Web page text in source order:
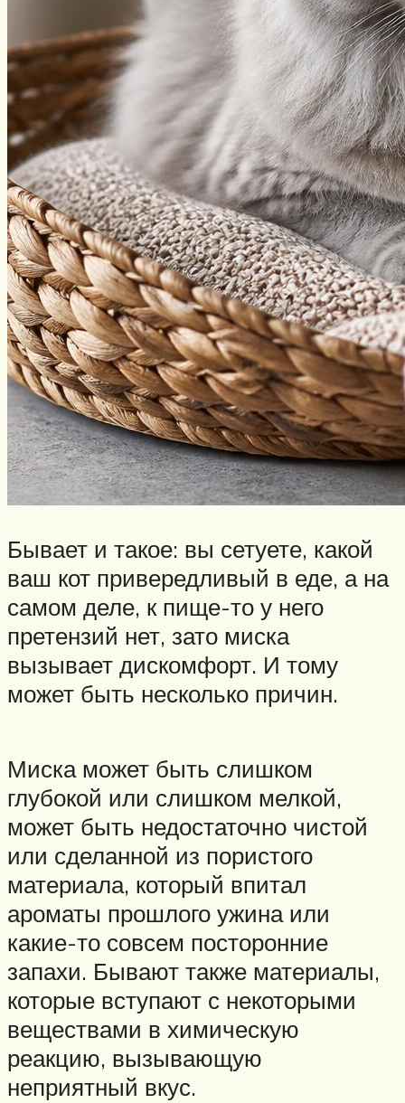
Бывает и такое: вы сетуете, какой
ваш кот привередливый в еде, а на
самом деле, к пище-то у него
претензий нет, зато миска
вызывает дискомфорт. И тому
может быть несколько причин.
Миска может быть слишком
глубокой или слишком мелкой,
может быть недостаточно чистой
или сделанной из пористого
материала, который впитал
ароматы прошлого ужина или
какие-то совсем посторонние
запахи. Бывают также материалы,
которые вступают с некоторыми
веществами в химическую
реакцию, вызывающую
неприятный вкус.